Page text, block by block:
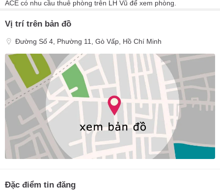
ACE có nhu cầu thuê phòng trên LH Vũ để xem phòng.
Vị trí trên bản đồ
Đường Số 4, Phường 11, Gò Vấp, Hồ Chí Minh
Đặc điểm tin đăng